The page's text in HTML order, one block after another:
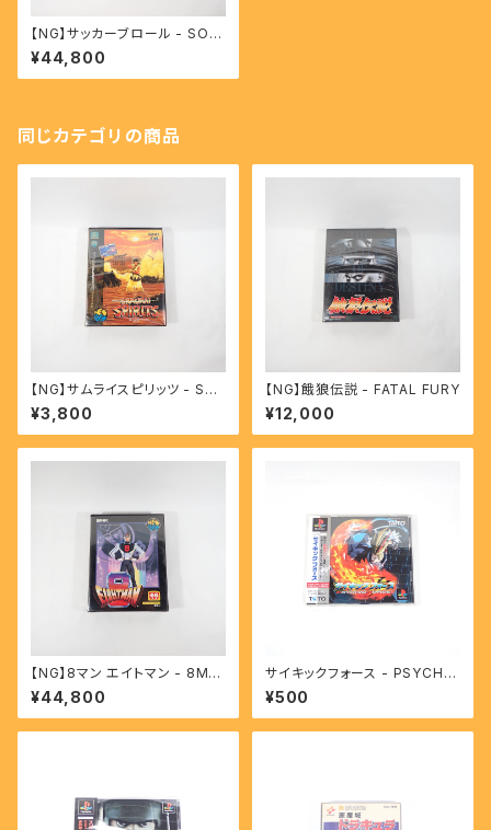
【NG】サッカーブロール - SOC
CER BRAWL
¥44,800
同じカテゴリの商品
【NG】サムライスピリッツ - SA
MURAI SPIRITS
¥3,800
【NG】餓狼伝説 - FATAL FURY
¥12,000
【NG】8マン エイトマン - 8MA
N EIGHTMAN
¥44,800
サイキックフォース - PSYCHIC
FORCE 【PS】
¥500